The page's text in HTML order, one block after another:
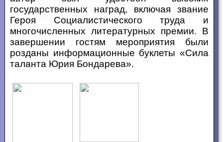
государственных наград, включая звание
Героя Социалистического труда и
многочисленных литературных премии. В
завершении гостям мероприятия были
розданы информационные буклеты «Сила
таланта Юрия Бондарева».